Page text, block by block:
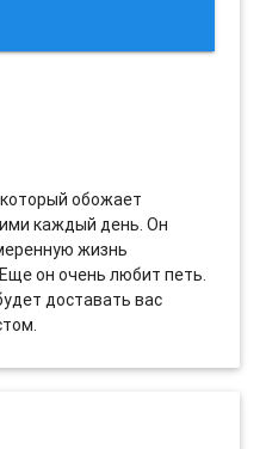
обожает
каждый день. Он
жизнь
он очень любит петь.
доставать вас